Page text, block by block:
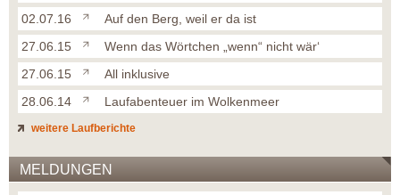
02.07.16
Auf den Berg, weil er da ist
27.06.15
Wenn das Wörtchen „wenn“ nicht wär‘
27.06.15
All inklusive
28.06.14
Laufabenteuer im Wolkenmeer
weitere Laufberichte
MELDUNGEN